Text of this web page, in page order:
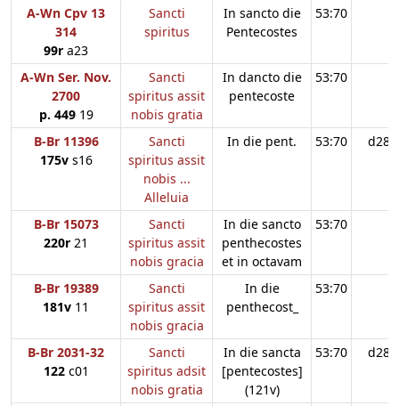
A-Wn Cpv 13
314
99r a23
Sancti
spiritus
In sancto die
Pentecostes
53:70
A-Wn Ser. Nov.
2700
p. 44919
Sancti
spiritus assit
nobis gratia
In dancto die
pentecoste
53:70
B-Br 11396
175vs16
Sancti
spiritus assit
nobis ...
Alleluia
In die pent. 53:70 d28
B-Br 15073
220r 21
Sancti
spiritus assit
nobis gracia
In die sancto
penthecostes
et in octavam
53:70
B-Br 19389
181v 11
Sancti
spiritus assit
nobis gracia
In die
penthecost_
53:70
B-Br 2031-32
122c01
Sancti
spiritus adsit
nobis gratia
In die sancta
[pentecostes]
(121v)
53:70 d28